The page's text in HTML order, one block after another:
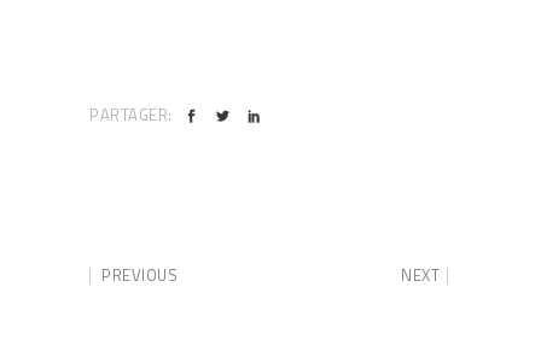
PARTAGER:
PREVIOUS NEXT